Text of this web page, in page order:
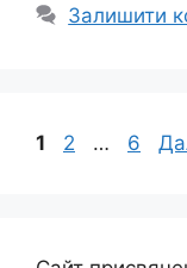
Залишити
Сторінка
1 Сторінка
2 … 6